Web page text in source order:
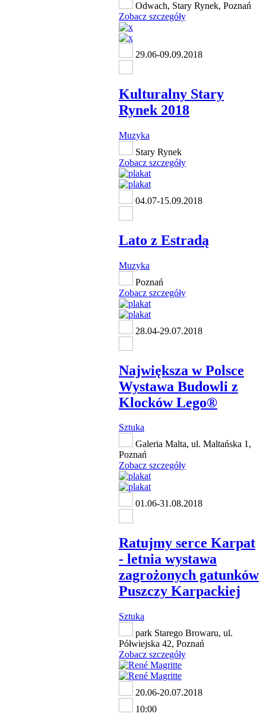
Odwach, Stary Rynek, Poznań
Zobacz szczegóły
29.06-09.09.2018
Kulturalny Stary
Rynek 2018
Muzyka
Stary Rynek
Zobacz szczegóły
04.07-15.09.2018
Lato z Estradą
Muzyka
Poznań
Zobacz szczegóły
28.04-29.07.2018
Największa w Polsce
Wystawa Budowli z
Klocków Lego®
Sztuka
Galeria Malta, ul. Maltańska 1,
Poznań
Zobacz szczegóły
01.06-31.08.2018
Ratujmy serce Karpat
- letnia wystawa
zagrożonych gatunków
Puszczy Karpackiej
Sztuka
park Starego Browaru, ul.
Półwiejska 42, Poznań
Zobacz szczegóły
20.06-20.07.2018
10:00